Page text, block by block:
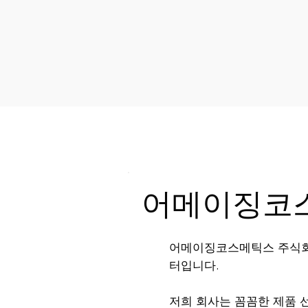
어메이징코
어메이징코스메틱스 주식
터입니다.
저희 회사는 꼼꼼한 제품